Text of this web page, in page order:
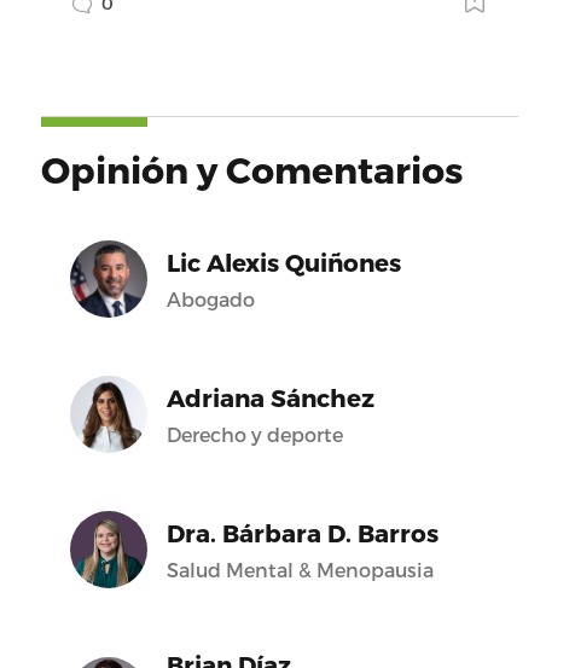
Opinión y Comentarios
Lic Alexis Quiñones
Abogado
Adriana Sánchez
Derecho y deporte
Dra. Bárbara D. Barros
Salud Mental & Menopausia